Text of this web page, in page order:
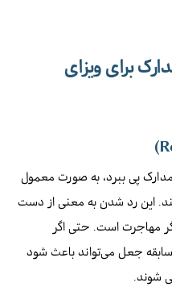
برای ویزای
پی ببرد، به صورت معمول
این رد شدن به معنی از دست
مهاجرت است. حتی اگر
جعل می‌تواند باعث شود
شوند.